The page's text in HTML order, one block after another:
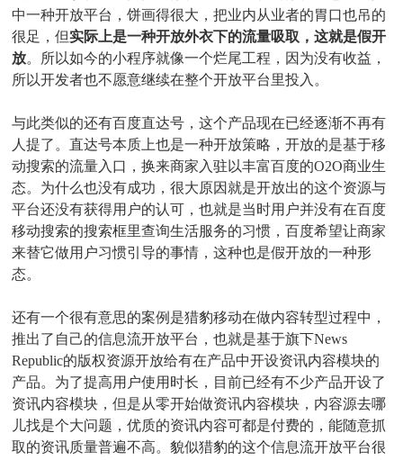
中一种开放平台，饼画得很大，把业内从业者的胃口也吊的
很足，但实际上是一种开放外衣下的流量吸取，这就是假开
放。所以如今的小程序就像一个烂尾工程，因为没有收益，
所以开发者也不愿意继续在整个开放平台里投入。
与此类似的还有百度直达号，这个产品现在已经逐渐不再有
人提了。直达号本质上也是一种开放策略，开放的是基于移
动搜索的流量入口，换来商家入驻以丰富百度的O2O商业生
态。为什么也没有成功，很大原因就是开放出的这个资源与
平台还没有获得用户的认可，也就是当时用户并没有在百度
移动搜索的搜索框里查询生活服务的习惯，百度希望让商家
来替它做用户习惯引导的事情，这种也是假开放的一种形
态。
还有一个很有意思的案例是猎豹移动在做内容转型过程中，
推出了自己的信息流开放平台，也就是基于旗下News
Republic的版权资源开放给有在产品中开设资讯内容模块的
产品。为了提高用户使用时长，目前已经有不少产品开设了
资讯内容模块，但是从零开始做资讯内容模块，内容源去哪
儿找是个大问题，优质的资讯内容可都是付费的，能随意抓
取的资讯质量普遍不高。貌似猎豹的这个信息流开放平台很